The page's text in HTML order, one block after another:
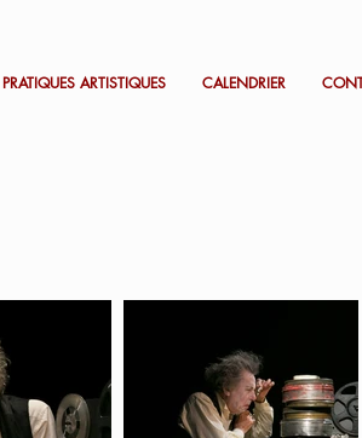
PRATIQUES ARTISTIQUES CALENDRIER